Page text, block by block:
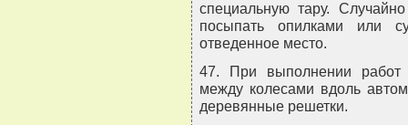
специальную тару.
посыпать опилками или
отведенное место.
47. При выполнении работ
между колесами вдоль
деревянные решетки.